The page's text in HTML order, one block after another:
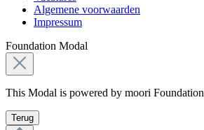
Algemene voorwaarden
Impressum
Foundation Modal
This Modal is powered by moori Foundation
Terug